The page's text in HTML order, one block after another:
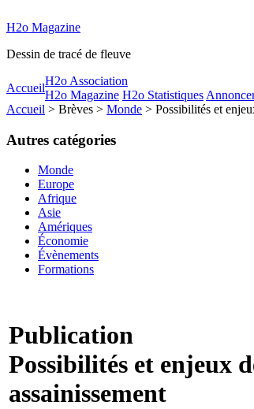
H2o Magazine
Dessin de tracé de fleuve
Accueil
H2o Association
H2o Magazine H2o Statistiques
Accueil > Brèves > Monde > Possibilités et
Autres catégories
Monde
Europe
Afrique
Asie
Amériques
Économie
Évènements
Formations
Publication
Possibilités et enjeux
assainissement